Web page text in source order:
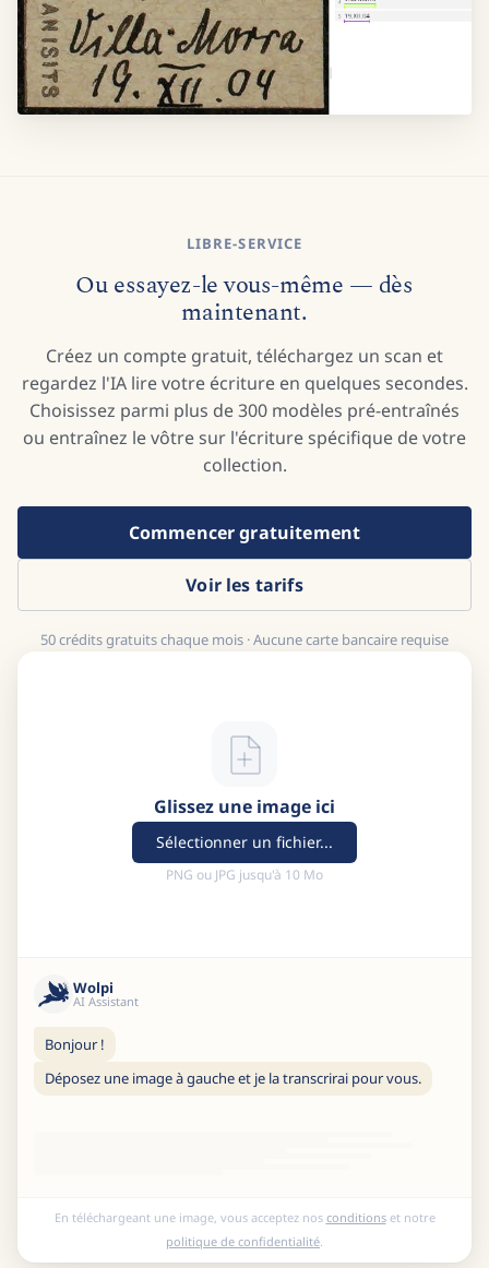
LIBRE-SERVICE
Ou essayez-le vous-même — dès
maintenant.
Créez un compte gratuit, téléchargez un scan et
regardez l'IA lire votre écriture en quelques secondes.
Choisissez parmi plus de 300 modèles pré-entraînés
ou entraînez le vôtre sur l'écriture spécifique de votre
collection.
Commencer gratuitement
Voir les tarifs
50 crédits gratuits chaque mois · Aucune carte bancaire requise
Glissez une image ici
Sélectionner un fichier...
PNG ou JPG jusqu'à 10 Mo
Wolpi
AI Assistant
Bonjour !
Déposez une image à gauche et je la transcrirai pour vous.
En téléchargeant une image, vous acceptez nos conditionset notre
politique de confidentialité.